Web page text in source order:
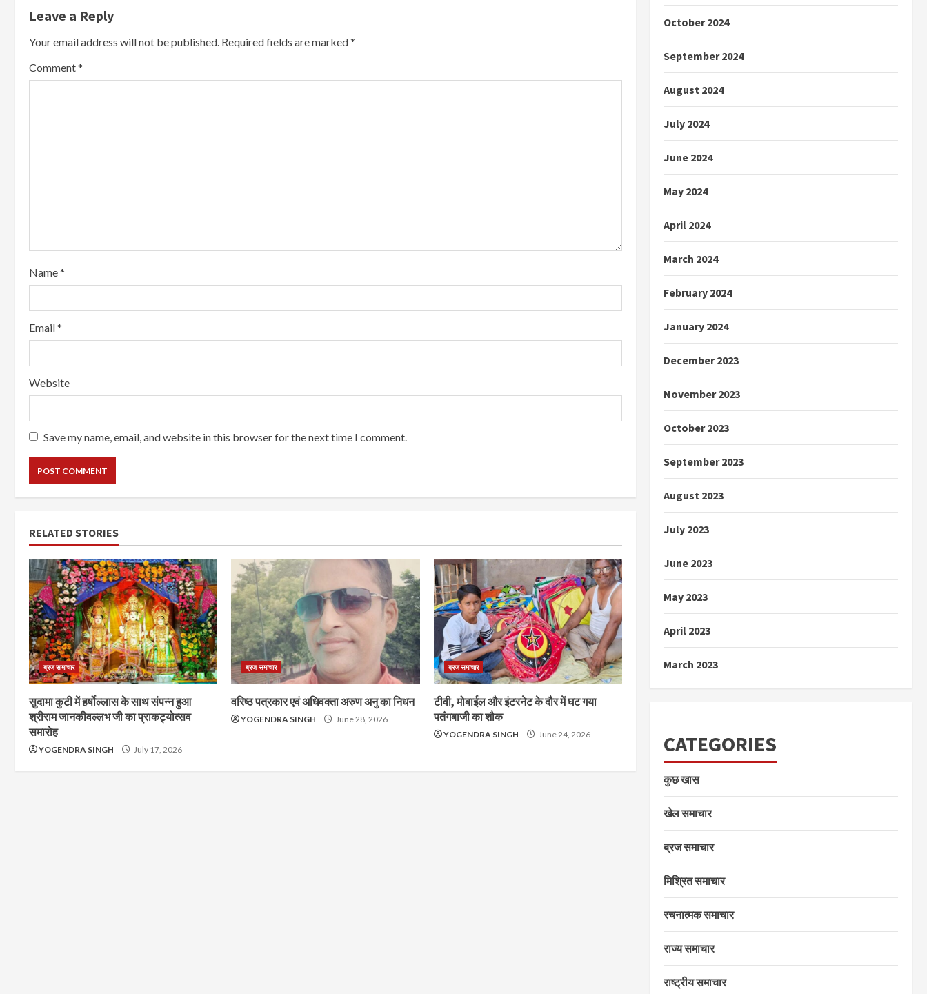
Leave a Reply
Your email address will not be published. Required fields are marked*
Comment*
Name*
Email*
Website
Save my name, email, and website in this browser for the next time I comment.
RELATED STORIES
ब्रज समाचार
सुदामा कुटी में हर्षोल्लास के साथ संपन्न हुआ
श्रीराम जानकीवल्लभ जी का प्राकट्योत्सव
समारोह
YOGENDRA SINGH July 17, 2026
ब्रज समाचार
वरिष्ठ पत्रकार एवं अधिवक्ता अरुण अनु का निधन
YOGENDRA SINGH June 28, 2026
ब्रज समाचार
टीवी, मोबाईल और इंटरनेट के दौर में घट गया
पतंगबाजी का शौक
YOGENDRA SINGH June 24, 2026
October 2024
September 2024
August 2024
July 2024
June 2024
May 2024
April 2024
March 2024
February 2024
January 2024
December 2023
November 2023
October 2023
September 2023
August 2023
July 2023
June 2023
May 2023
April 2023
March 2023
CATEGORIES
कुछ खास
खेल समाचार
ब्रज समाचार
मिश्रित समाचार
रचनात्मक समाचार
राज्य समाचार
राष्ट्रीय समाचार